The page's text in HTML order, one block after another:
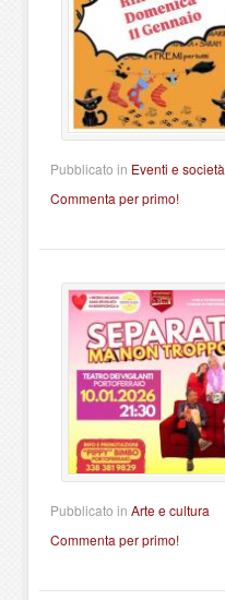
Pubblicato in Eventi e società
Commenta per primo!
Pubblicato in Arte e cultura
Commenta per primo!